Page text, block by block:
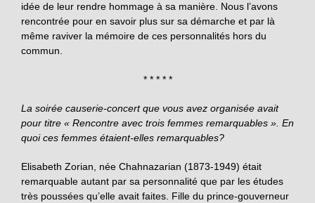
idée de leur rendre hommage à sa manière. Nous l’avons
rencontrée pour en savoir plus sur sa démarche et par là
même raviver la mémoire de ces personnalités hors du
commun.
* * * * *
La soirée causerie-concert que vous avez organisée avait
pour titre « Rencontre avec trois femmes remarquables ». En
quoi ces femmes étaient-elles remarquables?
Elisabeth Zorian, née Chahnazarian (1873-1949) était
remarquable autant par sa personnalité que par les études
très poussées qu’elle avait faites. Fille du prince-gouverneur